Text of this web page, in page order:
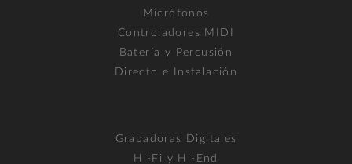
Micrófonos
Controladores MIDI
Batería y Percusión
Directo e Instalación
Grabadoras Digitales
Hi-Fi y Hi-End